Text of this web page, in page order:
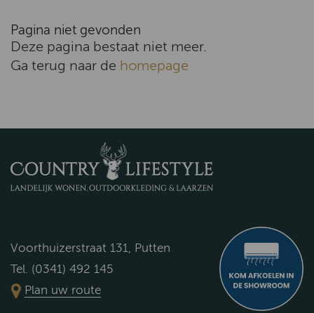
Pagina niet gevonden
Deze pagina bestaat niet meer.
Ga terug naar de homepage
Voorthuizerstraat 131, Putten
Tel. (0341) 492 145
Plan uw route